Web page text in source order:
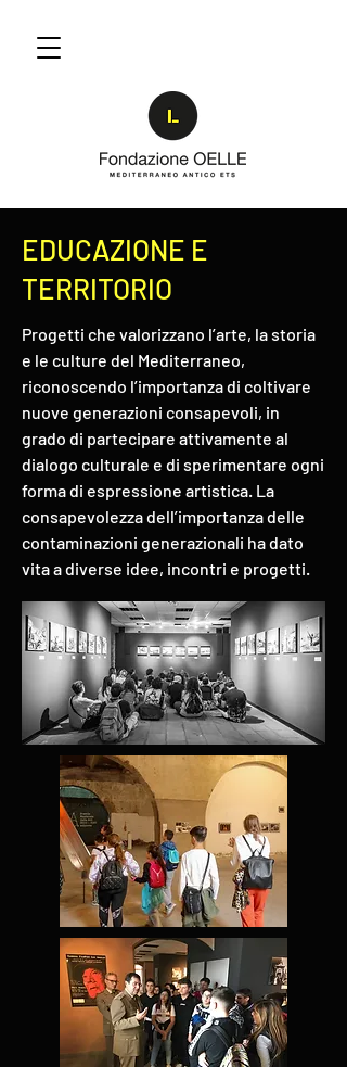
EDUCAZIONE E
TERRITORIO
Progetti che valorizzano l’arte, la storia
e le culture del Mediterraneo,
riconoscendo l’importanza di coltivare
nuove generazioni consapevoli, in
grado di partecipare attivamente al
dialogo culturale e di sperimentare ogni
forma di espressione artistica. La
consapevolezza dell’importanza delle
contaminazioni generazionali ha dato
vita a diverse idee, incontri e progetti.